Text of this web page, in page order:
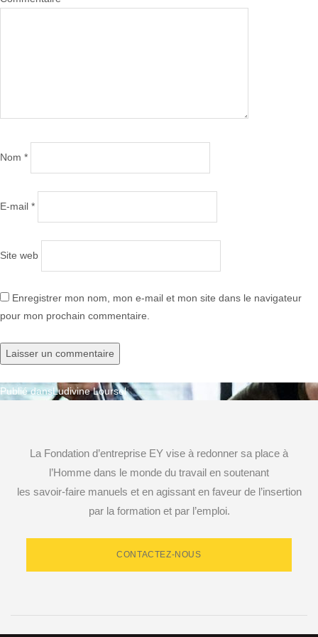
Nom *
E-mail *
Site web
Enregistrer mon nom, mon e-mail et mon site dans le navigateur
pour mon prochain commentaire.
Navigation
l’article
Publié dansLudivine Loursel
La Fondation d’entreprise EY vise à redonner sa place à
l’Homme dans le monde du travail en soutenant
les savoir-faire manuels et en agissant en faveur de l’insertion
par la formation et par l’emploi.
CONTACTEZ-NOUS